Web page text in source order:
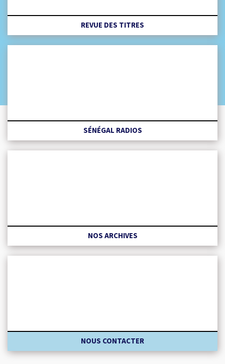
REVUE DES TITRES
SÉNÉGAL RADIOS
NOS ARCHIVES
NOUS CONTACTER